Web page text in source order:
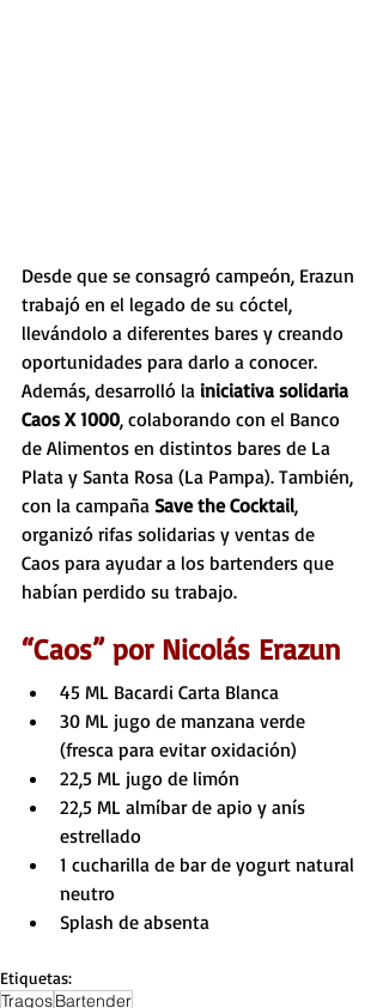
Desde que se consagró campeón, Erazun
trabajó en el legado de su cóctel,
llevándolo a diferentes bares y creando
oportunidades para darlo a conocer.
Además, desarrolló la iniciativa solidaria
Caos X 1000, colaborando con el Banco
de Alimentos en distintos bares de La
Plata y Santa Rosa (La Pampa). También,
con la campaña Save the Cocktail,
organizó rifas solidarias y ventas de
Caos para ayudar a los bartenders que
habían perdido su trabajo.
“Caos” por Nicolás Erazun
45 ML Bacardi Carta Blanca
30 ML jugo de manzana verde
(fresca para evitar oxidación)
22,5 ML jugo de limón
22,5 ML almíbar de apio y anís
estrellado
1 cucharilla de bar de yogurt natural
neutro
Splash de absenta
Etiquetas:
TragosBartender